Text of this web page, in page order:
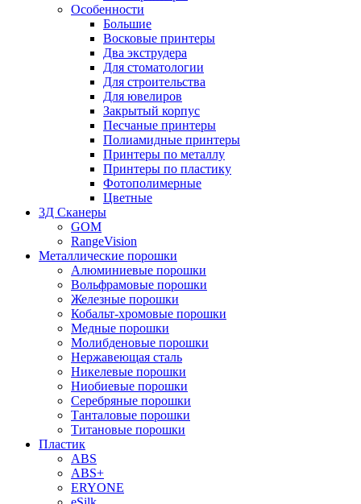
Особенности
Большие
Восковые принтеры
Два экструдера
Для стоматологии
Для строительства
Для ювелиров
Закрытый корпус
Песчаные принтеры
Полиамидные принтеры
Принтеры по металлу
Принтеры по пластику
Фотополимерные
Цветные
3Д Сканеры
GOM
RangeVision
Металлические порошки
Алюминиевые порошки
Вольфрамовые порошки
Железные порошки
Кобальт-хромовые порошки
Медные порошки
Молибденовые порошки
Нержавеющая сталь
Никелевые порошки
Ниобиевые порошки
Серебряные порошки
Танталовые порошки
Титановые порошки
Пластик
ABS
ABS+
ERYONE